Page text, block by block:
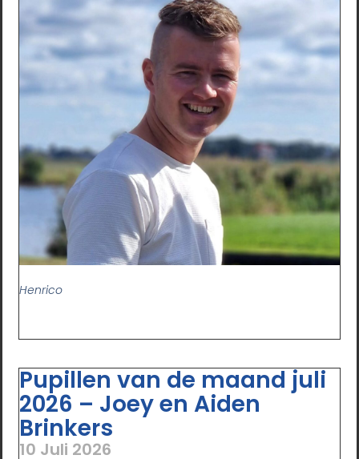
Henrico
Pupillen van de maand juli
2026 – Joey en Aiden
Brinkers
10 Juli 2026